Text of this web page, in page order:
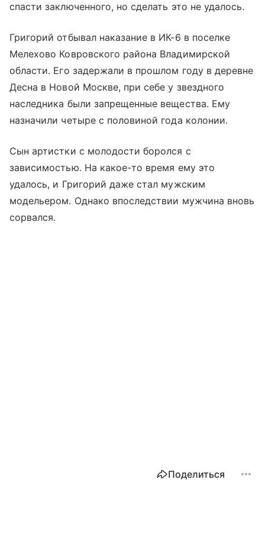
спасти заключенного, но сделать это не удалось.
Григорий отбывал наказание в ИК-6 в поселке
Мелехово Ковровского района Владимирской
области. Его задержали в прошлом году в деревне
Десна в Новой Москве, при себе у звездного
наследника были запрещенные вещества. Ему
назначили четыре с половиной года колонии.
Сын артистки с молодости боролся с
зависимостью. На какое-то время ему это
удалось, и Григорий даже стал мужским
модельером. Однако впоследствии мужчина вновь
сорвался.
Поделиться